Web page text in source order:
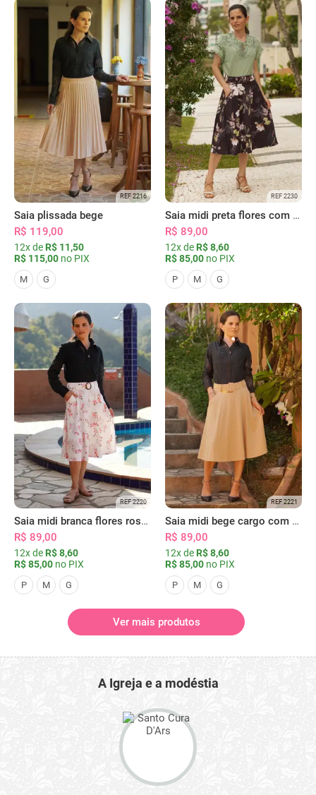
REF 2216
Saia plissada bege
R$ 119,00
12x de R$ 11,50
R$ 115,00 no PIX
M G
REF 2230
Saia midi preta flores com bolsos
R$ 89,00
12x de R$ 8,60
R$ 85,00 no PIX
P M G
REF 2220
Saia midi branca flores rosas com bolsos
R$ 89,00
12x de R$ 8,60
R$ 85,00 no PIX
P M G
REF 2221
Saia midi bege cargo com bolsos
R$ 89,00
12x de R$ 8,60
R$ 85,00 no PIX
P M G
Ver mais produtos
A Igreja e a modéstia